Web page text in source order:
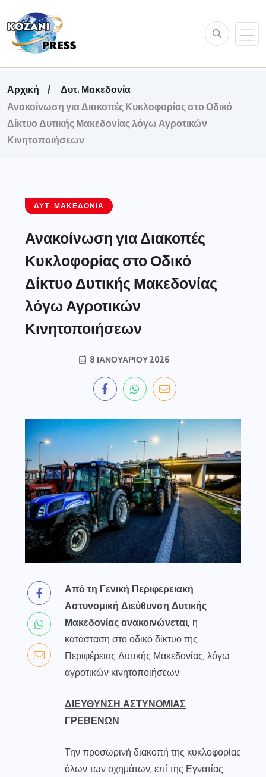
Αρχική
Δυτ. Μακεδονία
Ανακοίνωση για Διακοπές Κυκλοφορίας στο Οδικό
Δίκτυο Δυτικής Μακεδονίας λόγω Αγροτικών
Κινητοποιήσεων
ΔΥΤ. ΜΑΚΕΔΟΝΊΑ
Ανακοίνωση για Διακοπές
Κυκλοφορίας στο Οδικό
Δίκτυο Δυτικής Μακεδονίας
λόγω Αγροτικών
Κινητοποιήσεων
8 ΙΑΝΟΥΑΡΊΟΥ 2026
Από τη Γενική Περιφερειακή
Αστυνομική Διεύθυνση Δυτικής
Μακεδονίαςανακοινώνεται, η
κατάσταση στο οδικό δίκτυο της
Περιφέρειας Δυτικής Μακεδονίας, λόγω
αγροτικών κινητοποιήσεων:
ΔΙΕΥΘΥΝΣΗ ΑΣΤΥΝΟΜΙΑΣ
ΓΡΕΒΕΝΩΝ
Την προσωρινή διακοπή της κυκλοφορίας
όλων των οχημάτων, επί της Εγνατίας